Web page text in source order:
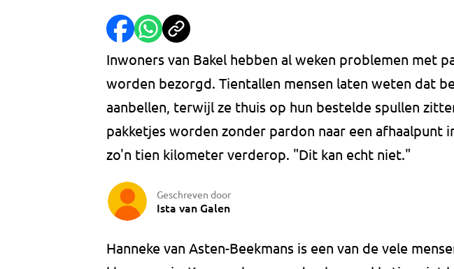
Inwoners van Bakel hebben al weken problemen met
worden bezorgd. Tientallen mensen laten weten dat
aanbellen, terwijl ze thuis op hun bestelde spullen
pakketjes worden zonder pardon naar een afhaalpunt
zo'n tien kilometer verderop. "Dit kan echt niet."
Geschreven door
Ista van Galen
Hanneke van Asten-Beekmans is een van de vele